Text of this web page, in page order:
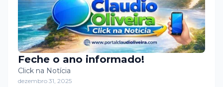
Feche o ano informado!
Click na Notícia
dezembro 31, 2025